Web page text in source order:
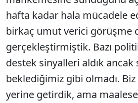
hafta kadar hala mücadele
birkaç umut verici görüşme
gerçekleştirmiştik. Bazı
destek sinyalleri aldık ancak
beklediğimiz gibi olmadı.
yerine getirdik, ama